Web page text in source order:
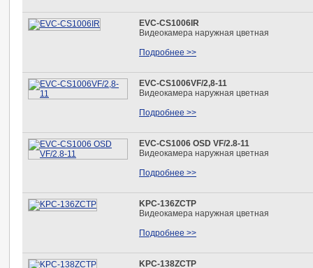
EVC-CS1006IR
Видеокамера наружная цветная
Подробнее >>
EVC-CS1006VF/2,8-11
Видеокамера наружная цветная
Подробнее >>
EVC-CS1006 OSD VF/2.8-11
Видеокамера наружная цветная
Подробнее >>
KPC-136ZCTP
Видеокамера наружная цветная
Подробнее >>
KPC-138ZCTP